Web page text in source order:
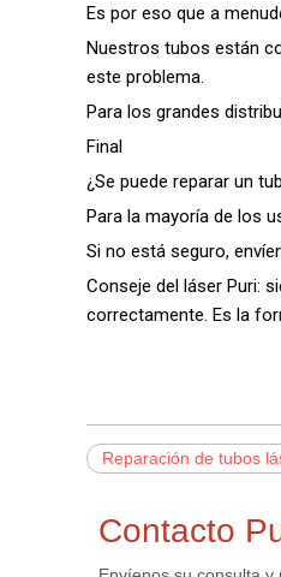
Es por eso que a
Nuestros tubos están
este problema.
Para los grandes
Final
¿Se puede reparar un
Para la mayoría de los
Si no está seguro,
Conseje del láser Puri:
correctamente. Es la
Reparación de tubos
Contacto